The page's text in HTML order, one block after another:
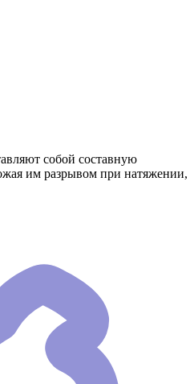
собой составную
им разрывом при натяжении,